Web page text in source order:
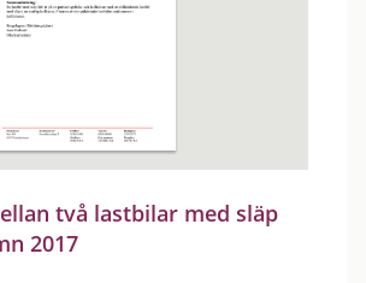
två lastbilar med släp
2017